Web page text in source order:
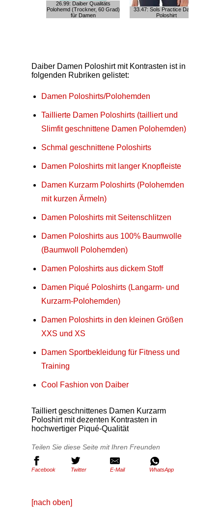
26.99: Daiber Qualitäts
Polohemd (Trockner, 60 Grad)
für Damen
33.47: Sols Practice Damen
Poloshirt
Daiber Damen Poloshirt mit Kontrasten ist in
folgenden Rubriken gelistet:
Damen Poloshirts/Polohemden
Taillierte Damen Poloshirts (tailliert und
Slimfit geschnittene Damen Polohemden)
Schmal geschnittene Poloshirts
Damen Poloshirts mit langer Knopfleiste
Damen Kurzarm Poloshirts (Polohemden
mit kurzen Ärmeln)
Damen Poloshirts mit Seitenschlitzen
Damen Poloshirts aus 100% Baumwolle
(Baumwoll Polohemden)
Damen Poloshirts aus dickem Stoff
Damen Piqué Poloshirts (Langarm- und
Kurzarm-Polohemden)
Damen Poloshirts in den kleinen Größen
XXS und XS
Damen Sportbekleidung für Fitness und
Training
Cool Fashion von Daiber
Tailliert geschnittenes Damen Kurzarm
Poloshirt mit dezenten Kontrasten in
hochwertiger Piqué-Qualität
Teilen Sie diese Seite mit Ihren Freunden
Facebook Twitter E-Mail WhatsApp
[nach oben]